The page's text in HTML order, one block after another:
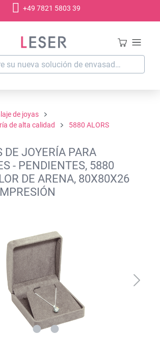
+49 7821 5803 39
de joyas
de alta calidad
5880 ALORS
DE JOYERÍA PARA
- PENDIENTES, 5880
DE ARENA, 80X80X26